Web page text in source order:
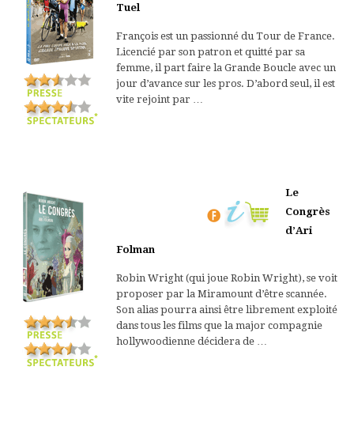
Tuel
François est un passionné du Tour de France.
Licencié par son patron et quitté par sa
femme, il part faire la Grande Boucle avec un
jour d’avance sur les pros. D’abord seul, il est
vite rejoint par …
Le
Congrès
d’Ari
Folman
Robin Wright (qui joue Robin Wright), se voit
proposer par la Miramount d’être scannée.
Son alias pourra ainsi être librement exploité
dans tous les films que la major compagnie
hollywoodienne décidera de …